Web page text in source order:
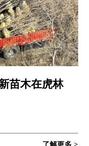
苗木在虎林